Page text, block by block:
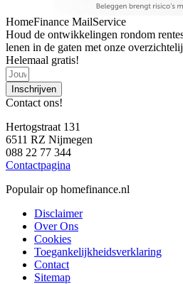
HomeFinance MailService
Houd de ontwikkelingen rondom
lenen in de gaten met onze
Helemaal gratis!
Inschrijven
Contact ons!
Hertogstraat 131
6511 RZ Nijmegen
088 22 77 344
Contactpagina
Populair op homefinance.nl
Disclaimer
Over Ons
Cookies
Toegankelijkheidsverklaring
Contact
Sitemap